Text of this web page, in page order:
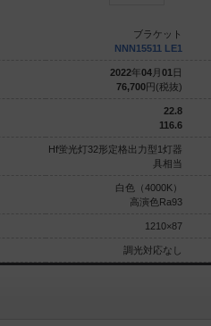
ブラケット
NNN15511 LE1
2022年04月 01 日
76,700円(税抜)
22.8
116.6
Hf蛍光灯32形定格出力型1灯器
具相当
白色（4000K）
高演色Ra93
1210×87
調光対応なし